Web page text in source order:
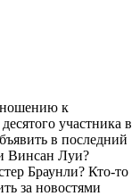
к
участника в
в последний
Винсан Луи?
Браунли? Кто-то
за новостями